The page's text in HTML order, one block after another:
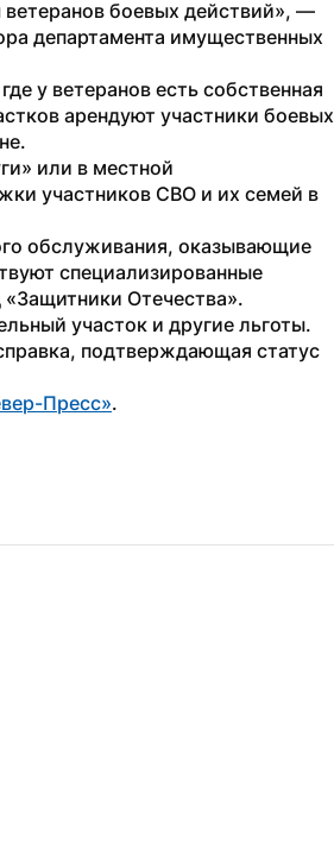
департамента имущественных
у ветеранов есть собственная
арендуют участники боевых
или в местной
участников СВО и их семей в
обслуживания, оказывающие
специализированные
Отечества».
участок и другие льготы.
подтверждающая статус
Пресс».